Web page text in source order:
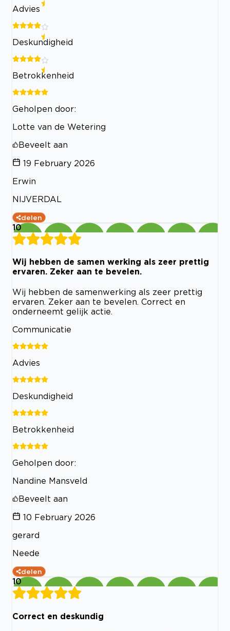
Advies
Deskundigheid
Betrokkenheid
Geholpen door:
Lotte van de Wetering
Beveelt aan
19 February 2026
Erwin
NIJVERDAL
delen
10
Wij hebben de samen werking als zeer prettig
ervaren. Zeker aan te bevelen.
Wij hebben de samenwerking als zeer prettig
ervaren. Zeker aan te bevelen. Correct en
onderneemt gelijk actie.
Communicatie
Advies
Deskundigheid
Betrokkenheid
Geholpen door:
Nandine Mansveld
Beveelt aan
10 February 2026
gerard
Neede
delen
10
Correct en deskundig